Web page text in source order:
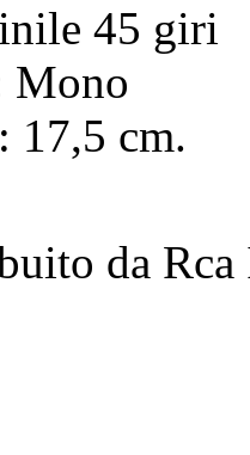
45 giri
Mono
: 17,5 cm.
da Rca